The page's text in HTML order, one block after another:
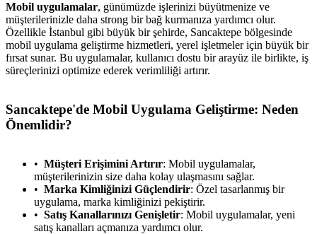
Mobil uygulamalar, günümüzde işlerinizi büyütmenize ve
müşterilerinizle daha strong bir bağ kurmanıza yardımcı olur.
Özellikle İstanbul gibi büyük bir şehirde, Sancaktepe bölgesinde
mobil uygulama geliştirme hizmetleri, yerel işletmeler için büyük bir
fırsat sunar. Bu uygulamalar, kullanıcı dostu bir arayüz ile birlikte, iş
süreçlerinizi optimize ederek verimliliği artırır.
Sancaktepe'de Mobil Uygulama Geliştirme: Neden
Önemlidir?
Müşteri Erişimini Artırır: Mobil uygulamalar,
müşterilerinizin size daha kolay ulaşmasını sağlar.
Marka Kimliğinizi Güçlendirir: Özel tasarlanmış bir
uygulama, marka kimliğinizi pekiştirir.
Satış Kanallarınızı Genişletir: Mobil uygulamalar, yeni
satış kanalları açmanıza yardımcı olur.